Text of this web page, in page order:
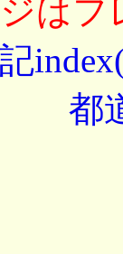
はフ
都